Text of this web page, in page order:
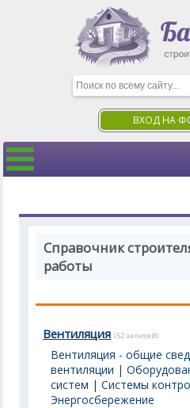
ВХОД НА
Справочник
работы
Вентиляция (52 записей)
Вентиляция - общие
вентиляции |
систем |Системы
Энергосбережение